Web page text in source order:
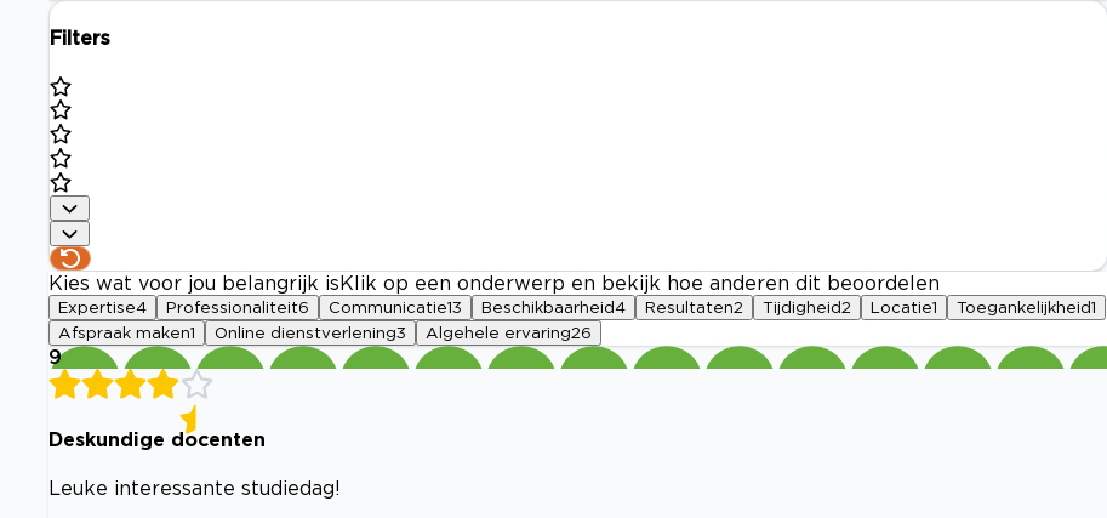
Filters
Kies wat voor jou belangrijk is Klik op een onderwerp en bekijk hoe anderen dit beoordelen
Expertise4 Professionaliteit6 Communicatie13 Beschikbaarheid4 Resultaten2 Tijdigheid2 Locatie1 Toegankelijkheid1
Afspraak maken1 Online dienstverlening3 Algehele ervaring26
9
Deskundige docenten
Leuke interessante studiedag!